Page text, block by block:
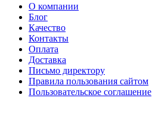
О компании
Блог
Качество
Контакты
Оплата
Доставка
Письмо директору
Правила пользования сайтом
Пользовательское соглашение